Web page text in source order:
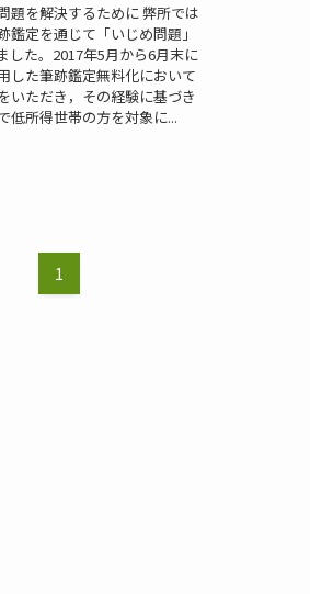
題を解決するために 弊所では
鑑定を通じて「いじめ問題」
した。2017年5月から6月末に
した筆跡鑑定無料化において
いただき，その経験に基づき
低所得世帯の方を対象に...
1